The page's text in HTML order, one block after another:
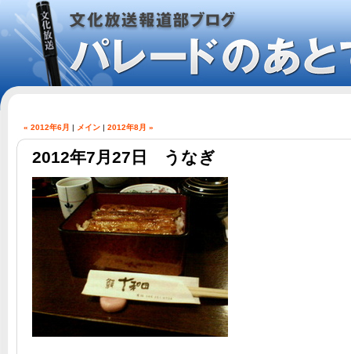
« 2012年6月 | メイン | 2012年8月 »
2012年7月27日 うなぎ